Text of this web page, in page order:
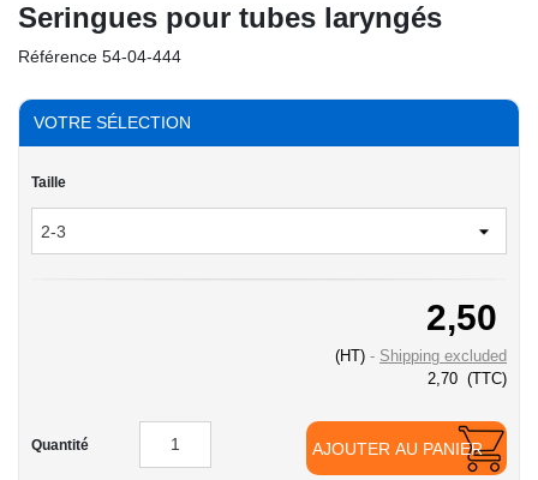
Seringues pour tubes laryngés
Référence 54-04-444
VOTRE SÉLECTION
Taille
2,50
(HT)
Shipping excluded
2,70 (TTC)
Quantité AJOUTER AU PANIER